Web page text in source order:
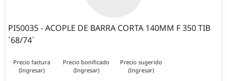
PI50035 - ACOPLE DE BARRA CORTA 140MM F 350 TIB
`68/74`
Precio factura
(Ingresar)
Precio bonificado
(Ingresar)
Precio sugerido
(Ingresar)